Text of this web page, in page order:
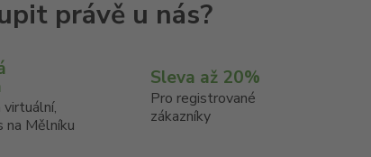
virtuální,
na Mělníku
Sleva až 20%
Pro registrované
zákazníky